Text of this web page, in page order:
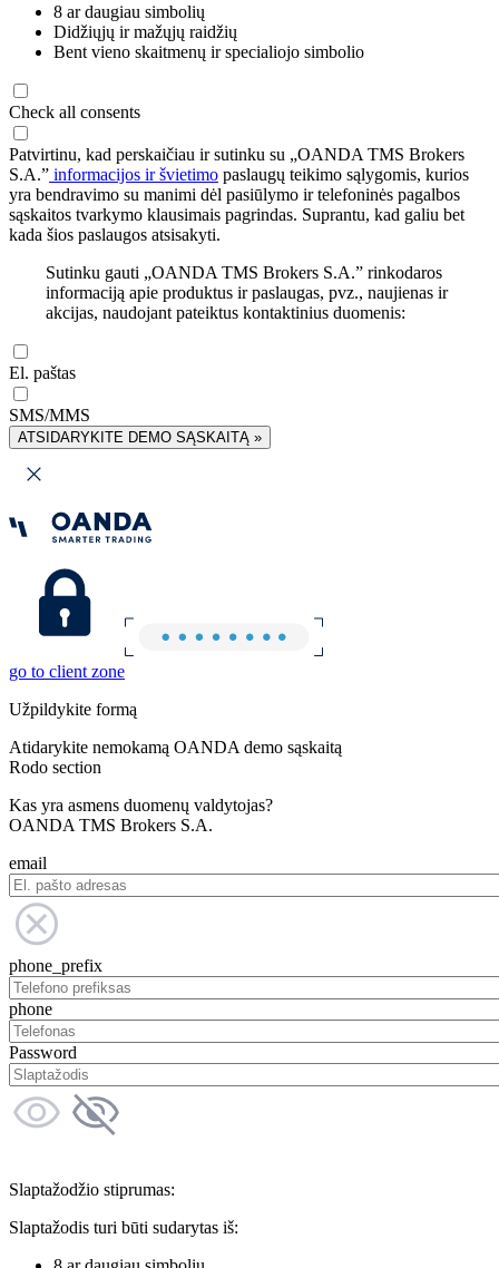
8 ar daugiau simbolių
Didžiųjų ir mažųjų raidžių
Bent vieno skaitmenų ir specialiojo simbolio
Check all consents
Patvirtinu, kad perskaičiau ir sutinku su „OANDA TMS Brokers
S.A.” informacijos ir švietimo paslaugų teikimo sąlygomis, kurios
yra bendravimo su manimi dėl pasiūlymo ir telefoninės pagalbos
sąskaitos tvarkymo klausimais pagrindas. Suprantu, kad galiu bet
kada šios paslaugos atsisakyti.
Sutinku gauti „OANDA TMS Brokers S.A.” rinkodaros
informaciją apie produktus ir paslaugas, pvz., naujienas ir
akcijas, naudojant pateiktus kontaktinius duomenis:
El. paštas
SMS/MMS
ATSIDARYKITE DEMO SĄSKAITĄ »
go to client zone
Užpildykite formą
Atidarykite nemokamą OANDA demo sąskaitą
Rodo section
Kas yra asmens duomenų valdytojas?
OANDA TMS Brokers S.A.
email
phone_prefix
phone
Password
Slaptažodžio stiprumas:
Slaptažodis turi būti sudarytas iš: